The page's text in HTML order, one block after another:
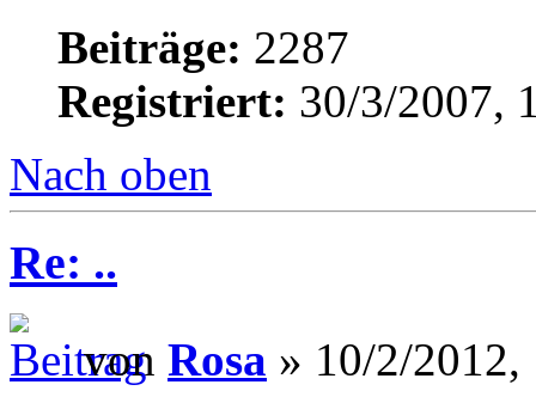
Beiträge: 2287
Registriert: 30/3/2007,
Nach oben
Re: ..
von Rosa » 10/2/2012,